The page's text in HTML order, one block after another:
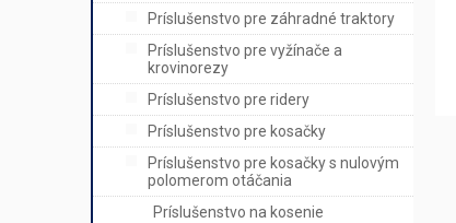
Príslušenstvo pre záhradné traktory
Príslušenstvo pre vyžínače a
krovinorezy
Príslušenstvo pre ridery
Príslušenstvo pre kosačky
Príslušenstvo pre kosačky s nulovým
polomerom otáčania
Príslušenstvo na kosenie